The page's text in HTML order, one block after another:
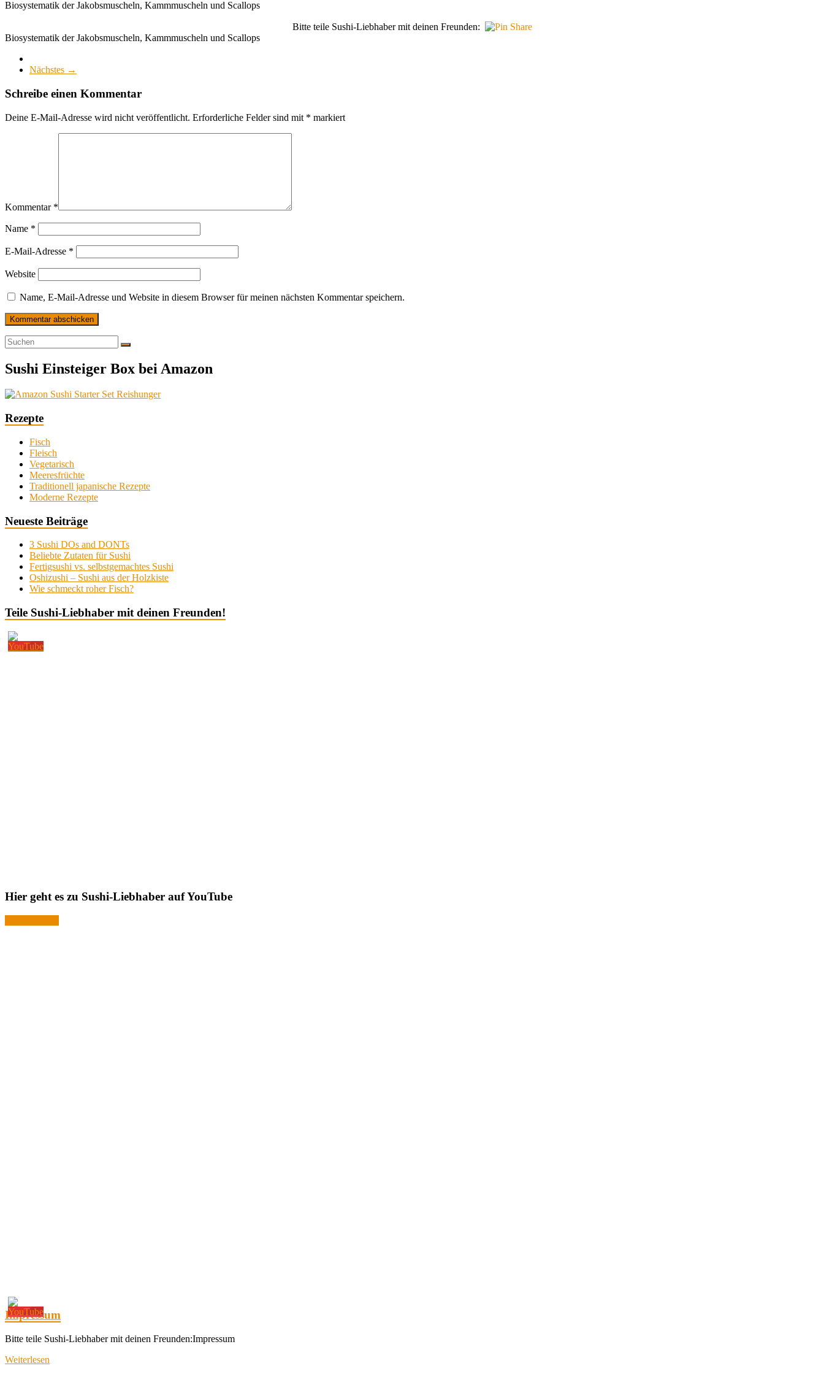
Biosystematik der Jakobsmuscheln, Kammmuscheln und Scallops
Bitte teile Sushi-Liebhaber mit deinen Freunden:
Biosystematik der Jakobsmuscheln, Kammmuscheln und Scallops
Nächstes →
Schreibe einen Kommentar
Deine E-Mail-Adresse wird nicht veröffentlicht. Erforderliche Felder sind mit * markiert
Kommentar *
Name *
E-Mail-Adresse *
Website
Name, E-Mail-Adresse und Website in diesem Browser für meinen nächsten Kommentar speichern.
Sushi Einsteiger Box bei Amazon
Rezepte
Fisch
Fleisch
Vegetarisch
Meeresfrüchte
Traditionell japanische Rezepte
Moderne Rezepte
Neueste Beiträge
3 Sushi DOs and DONTs
Beliebte Zutaten für Sushi
Fertigsushi vs. selbstgemachtes Sushi
Oshizushi – Sushi aus der Holzkiste
Wie schmeckt roher Fisch?
Teile Sushi-Liebhaber mit deinen Freunden!
Hier geht es zu Sushi-Liebhaber auf YouTube
Impressum
Bitte teile Sushi-Liebhaber mit deinen Freunden:Impressum
Weiterlesen